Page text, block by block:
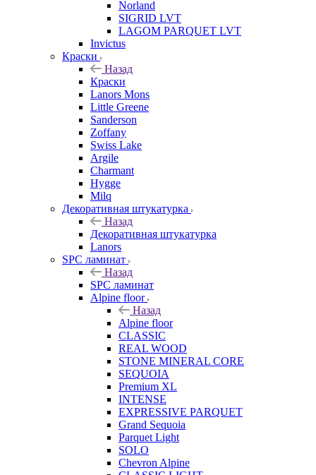
Norland
SIGRID LVT
LAGOM PARQUET LVT
Invictus
Краски
Назад
Краски
Lanors Mons
Little Greene
Sanderson
Zoffany
Swiss Lake
Argile
Charmant
Hygge
Milq
Декоративная штукатурка
Назад
Декоративная штукатурка
Lanors
SPC ламинат
Назад
SPC ламинат
Alpine floor
Назад
Alpine floor
CLASSIC
REAL WOOD
STONE MINERAL CORE
SEQUOIA
Premium XL
INTENSE
EXPRESSIVE PARQUET
Grand Sequoia
Parquet Light
SOLO
Chevron Alpine